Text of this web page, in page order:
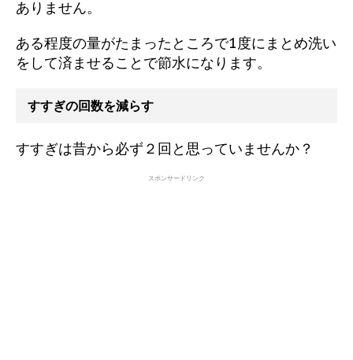
ありません。
ある程度の量がたまったところで1度にまとめ洗い
をして済ませることで節水になります。
すすぎの回数を減らす
すすぎは昔から必ず２回と思っていませんか？
スポンサードリンク